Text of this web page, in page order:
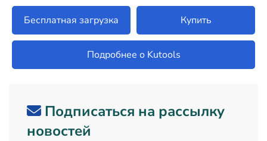
Бесплатная загрузка Купить
Подробнее о Kutools
Подписаться на рассылку
новостей